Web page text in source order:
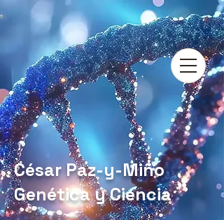
César Paz-y-Miño
Genética y Ciencia